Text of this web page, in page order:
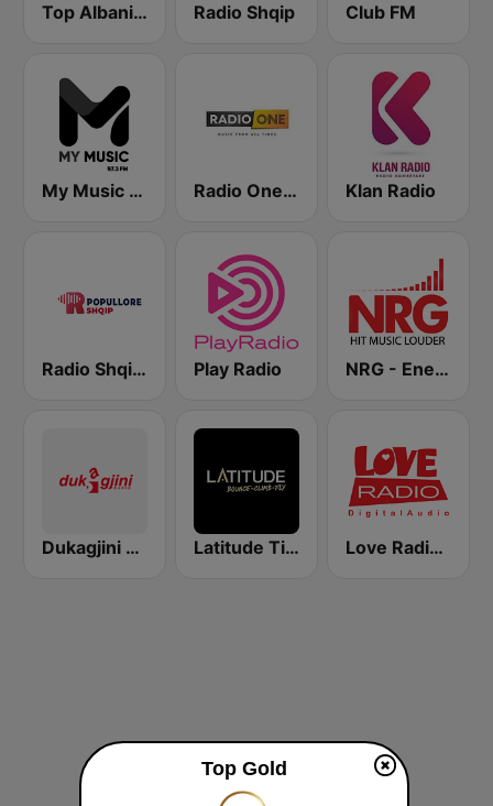
Top Albania Radio Radio Shqip Club FM
My Music Radio Radio One Albania Klan Radio
Radio Shqip Popullore Play Radio NRG - Energy Radio
Dukagjini Radio Latitude Tirana Love Radio 90.7 Digital
Top Gold